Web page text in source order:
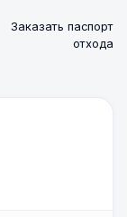
Заказать паспорт
отхода